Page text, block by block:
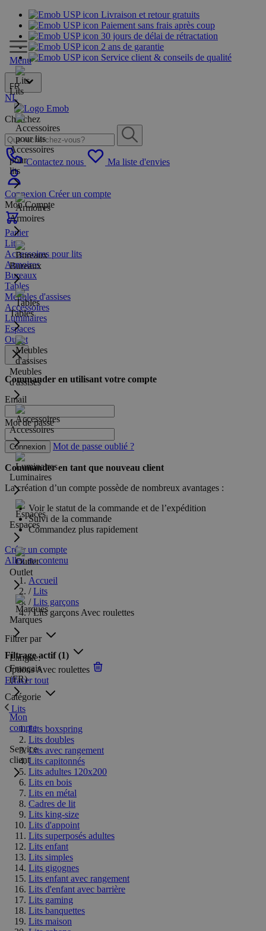
Livraison et retour gratuits
Paiement sans frais après coup
30 jours de délai de rétractation
2 ans de garantie
Service client & conseils de qualité
FR
NL
Cherchez
Contactez nous Ma liste d'envies
Connexion Créer un compte
Mon Compte
Panier
Menu
Lits
Accessoires
pour
lits
Armoires
Bureaux
Tables
Meubles
d'assises
Accessoires
Luminaires
Espaces
Outlet
Marques
Langue:
Français
(FR)
Mon
compte
Service
client
Lits
Accessoires pour lits
Armoires
Bureaux
Tables
Meubles d'assises
Accessoires
Luminaires
Espaces
Outlet
Commander en utilisant votre compte
Email
Mot de passe
Connexion Mot de passe oublié ?
Commander en tant que nouveau client
La création d’un compte possède de nombreux avantages :
Voir le statut de la commande et de l’expédition
Suivi de la commande
Commandez plus rapidement
Créer un compte
Allez au contenu
Accueil
/ Lits
/ Lits garçons
/ Lits garçons Avec roulettes
Filtrer par
Filtrage actif(1)
OptionsAvec roulettes
Effacer tout
Catégorie
Lits
Lits boxspring
Lits doubles
Lits avec rangement
Lits capitonnés
Lits adultes 120x200
Lits en bois
Lits en métal
Cadres de lit
Lits king-size
Lits d'appoint
Lits superposés adultes
Lits enfant
Lits simples
Lits gigognes
Lits enfant avec rangement
Lits d'enfant avec barrière
Lits gaming
Lits banquettes
Lits maison